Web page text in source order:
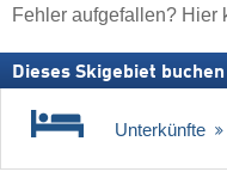
Fehler aufgefallen? Hier
Dieses Skigebiet buchen
Unterkünfte